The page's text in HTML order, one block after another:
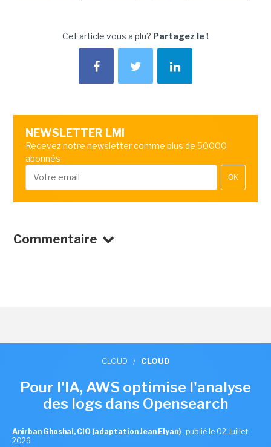
Cet article vous a plu? Partagez le !
NEWSLETTER LMI
Recevez notre newsletter comme plus de 50000
abonnés
OK
Commentaire
CLOUD / CLOUD
Pour l'IA, AWS optimise l'analyse
des logs dans Opensearch
Anirban Ghoshal, CIO (adaptation Jean Elyan) , publié le 02 Juillet
2026